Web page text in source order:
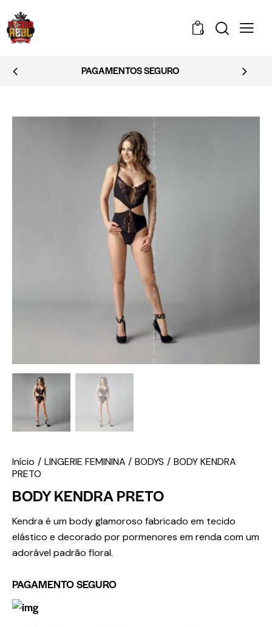
0
EMBALAGEM DISCRETA
Início LINGERIE FEMININA BODYS
BODY KENDRA
PRETO
BODY KENDRA PRETO
Kendra é um body glamoroso fabricado em tecido
elástico e decorado por pormenores em renda com um
adorável padrão floral.
PAGAMENTO SEGURO